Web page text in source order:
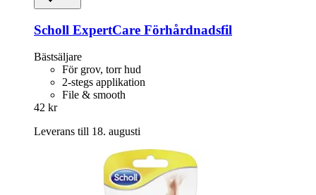
Scholl ExpertCare Förhårdnadsfil
Bästsäljare
För grov, torr hud
2-stegs applikation
File & smooth
42 kr
Leverans till 18. augusti